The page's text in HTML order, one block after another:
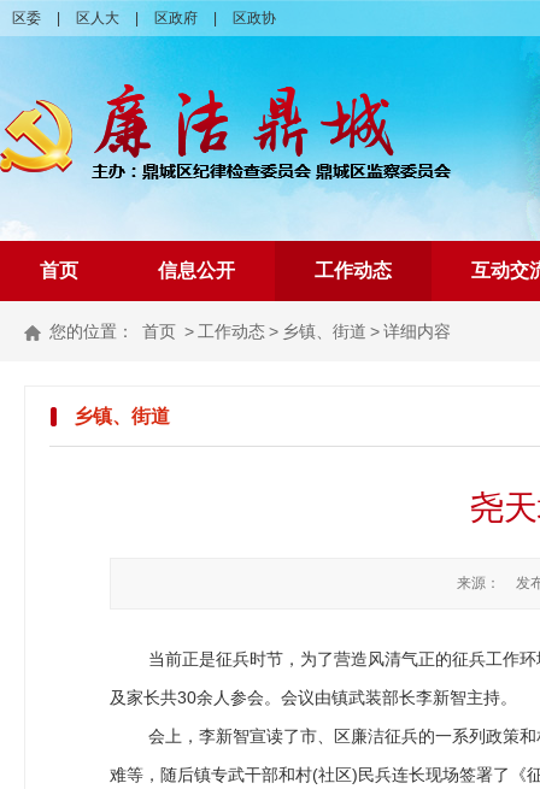
区委 区人大 区政府 区政协
首页 信息公开 工作动态 互动交
您的位置： 首页 > 工作动态> 乡镇、街道 >详细内容
乡镇、街道
尧
来源： 发
当前正是征兵时节，为了营造风清气正的征兵工作环
及家长共30余人参会。会议由镇武装部长李新智主持。
会上，李新智宣读了市、区廉洁征兵的一系列政策和
难等，随后镇专武干部和村(社区)民兵连长现场签署了《